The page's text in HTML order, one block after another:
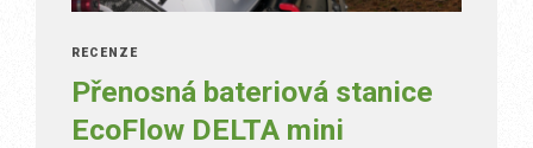
RECENZE
Přenosná bateriová stanice
EcoFlow DELTA mini